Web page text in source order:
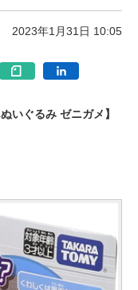
2023年1月31日 10:05
いぐるみ ゼニガメ】